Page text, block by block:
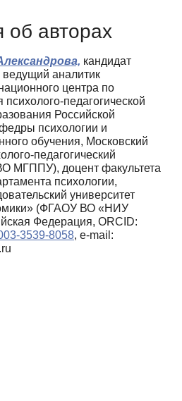
авторах
кандидат
ведущий аналитик
центра по
педагогической
Российской
психологии и
обучения, Московский
педагогический
МГППУ), доцент факультета
психологии,
университет
(ФГАОУ ВО «НИУ
Федерация, ORCID:
3539-8058, e-mail: